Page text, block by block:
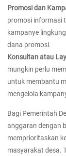
Promosi dan
promosi informasi
kampanye
dana promosi.
Konsultan atau
mungkin perlu
untuk membantu
mengelola
Bagi Pemerintah
anggaran dengan
memprioritaskan
masyarakat desa.